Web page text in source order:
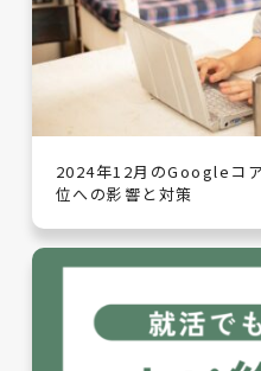
2024年12月のGoogleコ
位への影響と対策